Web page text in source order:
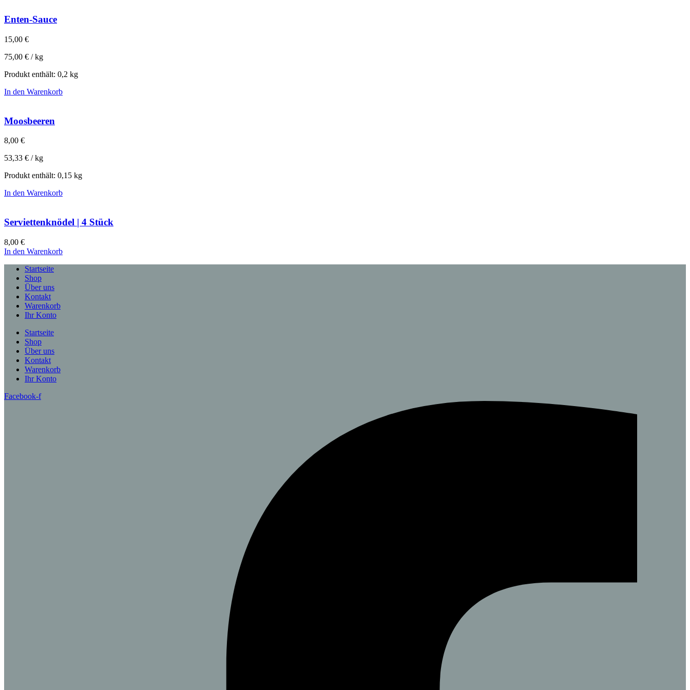
Enten-Sauce
15,00 €
75,00 € /kg
Produkt enthält: 0,2 kg
In den Warenkorb
Moosbeeren
8,00 €
53,33 € /kg
Produkt enthält: 0,15 kg
In den Warenkorb
Serviettenknödel | 4 Stück
8,00 €
In den Warenkorb
Startseite
Shop
Über uns
Kontakt
Warenkorb
Ihr Konto
Startseite
Shop
Über uns
Kontakt
Warenkorb
Ihr Konto
Facebook-f